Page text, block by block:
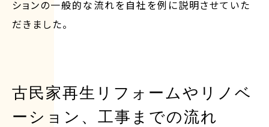
ションの一般的な流れを自社を例に説明させていた
だきました。
古民家再生リフォームやリノベ
ーション、工事までの流れ